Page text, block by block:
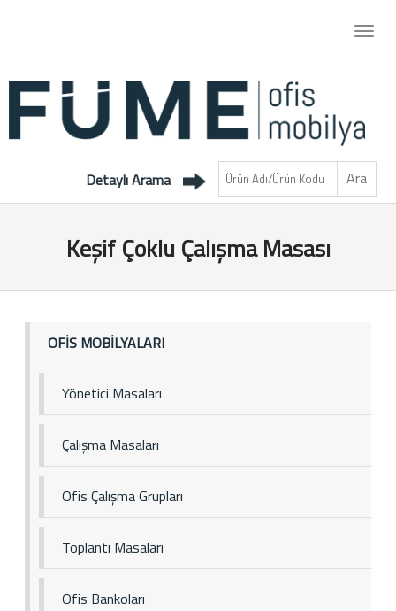
Detaylı Arama
Keşif Çoklu Çalışma Masası
OFİS MOBİLYALARI
Yönetici Masaları
Çalışma Masaları
Ofis Çalışma Grupları
Toplantı Masaları
Ofis Bankoları